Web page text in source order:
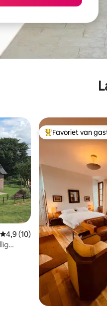
Gemiddelde beoordeling van
4,9 (10)
Topfavoriet van
Favoriet van